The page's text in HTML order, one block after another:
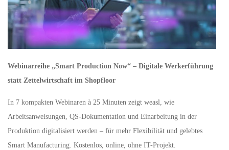
Webinarreihe „Smart Production Now“ – Digitale Werkerführung
statt Zettelwirtschaft im Shopfloor
In 7 kompakten Webinaren à 25 Minuten zeigt weasl, wie
Arbeitsanweisungen, QS-Dokumentation und Einarbeitung in der
Produktion digitalisiert werden – für mehr Flexibilität und gelebtes
Smart Manufacturing. Kostenlos, online, ohne IT-Projekt.